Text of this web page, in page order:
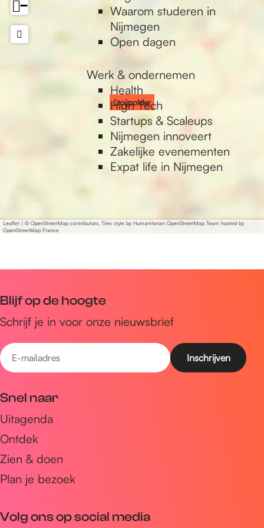
Waarom studeren in
Nijmegen
Open dagen
Werk & ondernemen
Health
High Tech
Startups & Scaleups
Nijmegen innoveert
Zakelijke evenementen
Expat life in Nijmegen
Ooijpolder
−
Leaflet | © OpenStreetMap contributors, Tiles style by Humanitarian OpenStreetMap Team hosted by
OpenStreetMap France
Blijf op de hoogte
Schrijf je in voor onze nieuwsbrief
E
-
a
i
l
a
d
e
Snel naar
Uitagenda
Ontdek
Zien & doen
Plan je bezoek
Volg ons op social media